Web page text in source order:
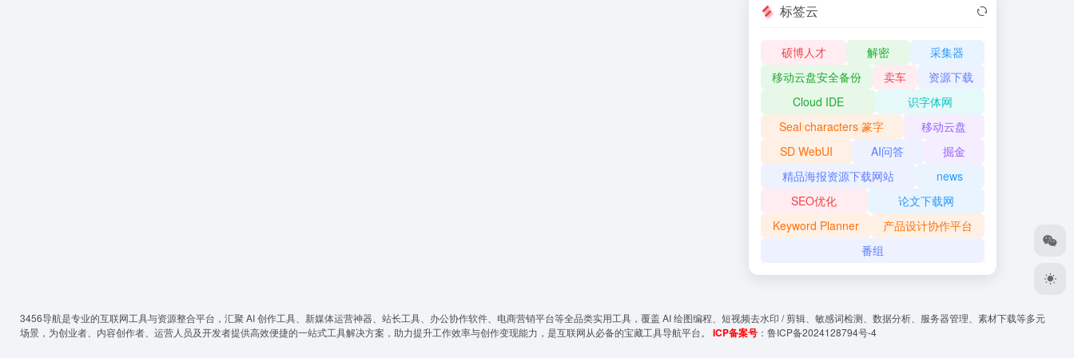
标签云
硕博人才 解密
采集器
移动云盘安全备份
卖车
资源下载
Cloud IDE
识字体网
Seal characters 篆字
移动云盘
SD WebUI
AI问答
掘金
精品海报资源下载网站
news
SEO优化
论文下载网
Keyword Planner
产品设计协作平台
番组
3456导航是专业的互联网工具与资源整合平台，汇聚 AI 创作工具、新媒体运营神器、站长工具、办公协作软件、电商营销平台等全品类实用工具，覆盖 AI 绘图编程、短视频去水印 / 剪辑、敏感词检测、数据分析、服务器管理、素材下载等多元
场景，为创业者、内容创作者、运营人员及开发者提供高效便捷的一站式工具解决方案，助力提升工作效率与创作变现能力，是互联网从必备的宝藏工具导航平台。 ICP备案号 ： 鲁ICP备2024128794号-4